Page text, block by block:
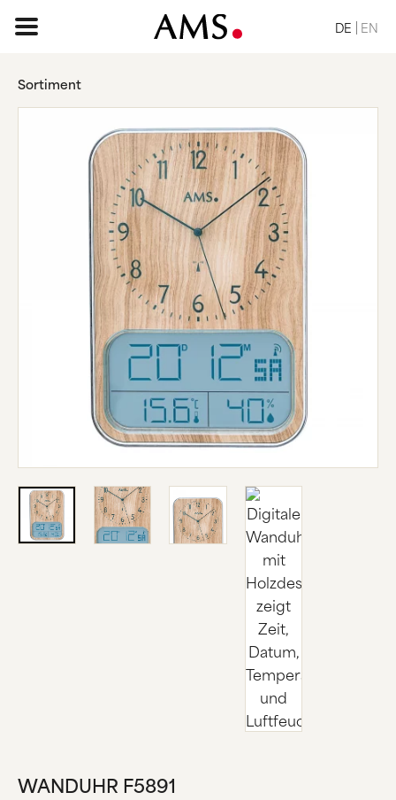
STARTSEITE
SORTIMENT
BASIC
KLASSISCH
ELEGANT
DESIGN
VINTAGE
NATUR
ANFRAGE
ÜBER UNS
HERSTELLUNG
FIRMENGESCHICHTE
SCHWARZWALD
KONTAKT
DE EN
Sortiment
WANDUHR F5891